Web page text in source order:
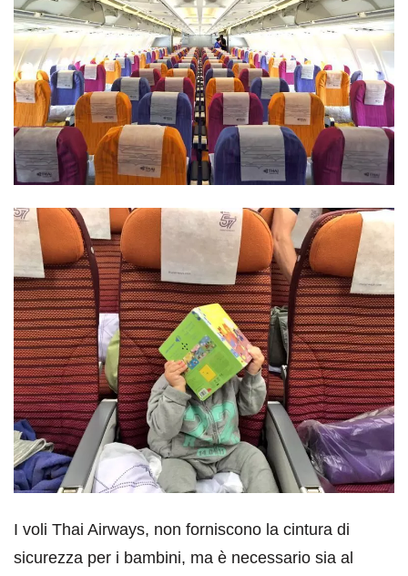
I voli Thai Airways, non forniscono la cintura di
sicurezza per i bambini, ma è necessario sia al